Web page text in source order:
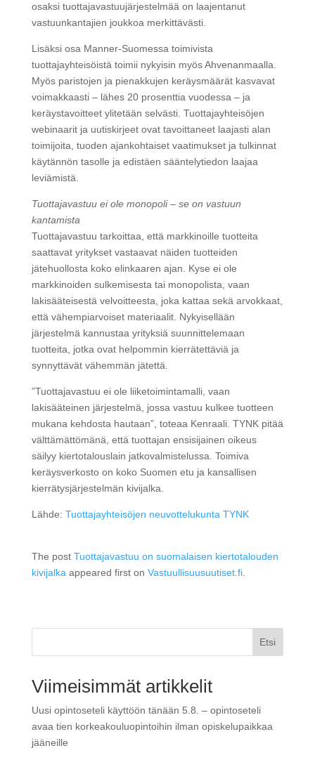
osaksi tuottajavastuujärjestelmää on laajentanut
vastuunkantajien joukkoa merkittävästi.
Lisäksi osa Manner-Suomessa toimivista
tuottajayhteisöistä toimii nykyisin myös Ahvenanmaalla.
Myös paristojen ja pienakkujen keräysmäärät kasvavat
voimakkaasti – lähes 20 prosenttia vuodessa – ja
keräystavoitteet ylitetään selvästi. Tuottajayhteisöjen
webinaarit ja uutiskirjeet ovat tavoittaneet laajasti alan
toimijoita, tuoden ajankohtaiset vaatimukset ja tulkinnat
käytännön tasolle ja edistäen sääntelytiedon laajaa
leviämistä.
Tuottajavastuu ei ole monopoli – se on vastuun
kantamista
Tuottajavastuu tarkoittaa, että markkinoille tuotteita
saattavat yritykset vastaavat näiden tuotteiden
jätehuollosta koko elinkaaren ajan. Kyse ei ole
markkinoiden sulkemisesta tai monopolista, vaan
lakisääteisestä velvoitteesta, joka kattaa sekä arvokkaat,
että vähempiarvoiset materiaalit. Nykyisellään
järjestelmä kannustaa yrityksiä suunnittelemaan
tuotteita, jotka ovat helpommin kierrätettäviä ja
synnyttävät vähemmän jätettä.
”Tuottajavastuu ei ole liiketoimintamalli, vaan
lakisääteinen järjestelmä, jossa vastuu kulkee tuotteen
mukana kehdosta hautaan”, toteaa Kenraali. TYNK pitää
välttämättömänä, että tuottajan ensisijainen oikeus
säilyy kiertotalouslain jatkovalmistelussa. Toimiva
keräysverkosto on koko Suomen etu ja kansallisen
kierrätysjärjestelmän kivijalka.
Lähde: Tuottajayhteisöjen neuvottelukunta TYNK
The post Tuottajavastuu on suomalaisen kiertotalouden
kivijalkaappeared first on Vastuullisuusuutiset.fi.
Etsi
Viimeisimmät artikkelit
Uusi opintoseteli käyttöön tänään 5.8. – opintoseteli
avaa tien korkeakouluopintoihin ilman opiskelupaikkaa
jääneille